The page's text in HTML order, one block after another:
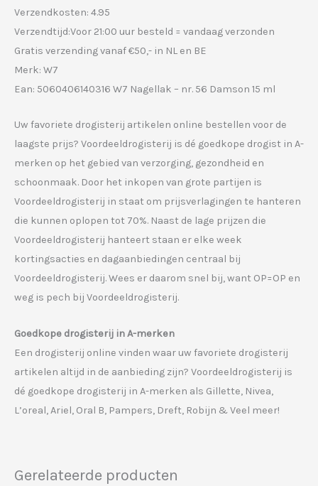
Verzendkosten: 4.95
Verzendtijd:Voor 21:00 uur besteld = vandaag verzonden
Gratis verzending vanaf €50,- in NL en BE
Merk: W7
Ean: 5060406140316 W7 Nagellak – nr. 56 Damson 15 ml
Uw favoriete drogisterij artikelen online bestellen voor de
laagste prijs? Voordeeldrogisterij is dé goedkope drogist in A-
merken op het gebied van verzorging, gezondheid en
schoonmaak. Door het inkopen van grote partijen is
Voordeeldrogisterij in staat om prijsverlagingen te hanteren
die kunnen oplopen tot 70%. Naast de lage prijzen die
Voordeeldrogisterij hanteert staan er elke week
kortingsacties en dagaanbiedingen centraal bij
Voordeeldrogisterij. Wees er daarom snel bij, want OP=OP en
weg is pech bij Voordeeldrogisterij.
Goedkope drogisterij in A-merken
Een drogisterij online vinden waar uw favoriete drogisterij
artikelen altijd in de aanbieding zijn? Voordeeldrogisterij is
dé goedkope drogisterij in A-merken als Gillette, Nivea,
L’oreal, Ariel, Oral B, Pampers, Dreft, Robijn & Veel meer!
Gerelateerde producten